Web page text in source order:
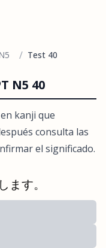
/ Test 40
N5 40
kanji que
consulta las
el significado.
ます。